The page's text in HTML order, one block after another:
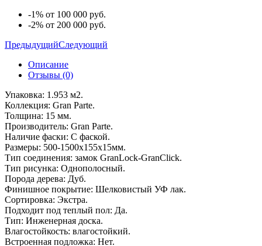
-1% от 100 000 руб.
-2% от 200 000 руб.
ПредыдущийСледующий
Описание
Отзывы (0)
Упаковка: 1.953 м2.
Коллекция: Gran Parte.
Толщина: 15 мм.
Производитель: Gran Parte.
Наличие фаски: С фаской.
Размеры: 500-1500x155x15мм.
Тип соединения: замок GranLock-GranClick.
Тип рисунка: Однополосный.
Порода дерева: Дуб.
Финишное покрытие: Шелковистый УФ лак.
Сортировка: Экстра.
Подходит под теплый пол: Да.
Тип: Инженерная доска.
Влагостойкость: влагостойкий.
Встроенная подложка: Нет.